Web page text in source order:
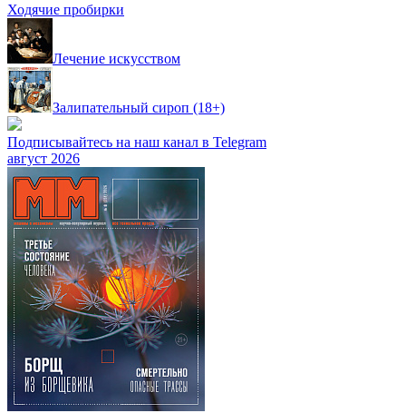
Ходячие пробирки
Лечение искусством
Залипательный сироп (18+)
Подписывайтесь на наш канал в Telegram
август 2026